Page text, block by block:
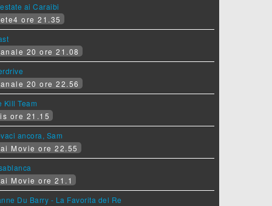
ai Caraibi
ore 21.35
20 ore 21.08
20 ore 22.56
Kill Team
ore 21.15
ancora, Sam
Movie ore 22.55
Movie ore 21.1
Du Barry - La Favorita del Re